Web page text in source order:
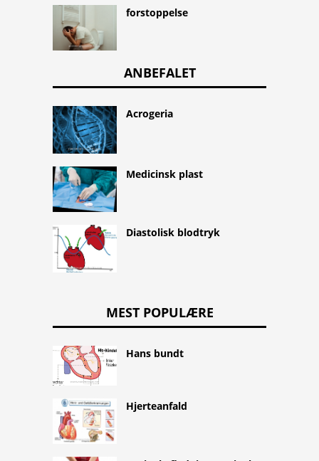
forstoppelse
ANBEFALET
Acrogeria
Medicinsk plast
Diastolisk blodtryk
MEST POPULÆRE
Hans bundt
Hjerteanfald